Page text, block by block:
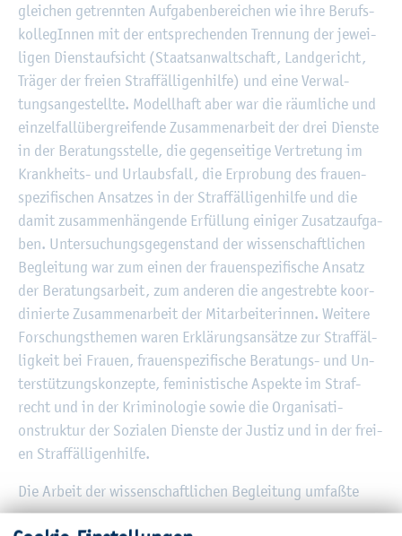
glei­chen ge­trenn­ten Auf­ga­ben­be­rei­chen wie ihre Be­rufs­
kol­le­gIn­nen mit der ent­spre­chen­den Tren­nung der je­wei­
li­gen Dienst­auf­sicht (Staats­an­walt­schaft, Land­ge­richt,
Trä­ger der frei­en Straf­fäl­li­gen­hil­fe) und eine Ver­wal­
tungs­an­ge­stell­te. Mo­dell­haft aber war die räum­li­che und
ein­zel­fall­über­grei­fen­de Zu­sam­men­ar­beit der drei Diens­te
in der Be­ra­tungs­stel­le, die ge­gen­sei­ti­ge Ver­tre­tung im
Krank­heits- und Ur­laubs­fall, die Er­pro­bung des frau­en­
spe­zi­fi­schen An­sat­zes in der Straf­fäl­li­gen­hil­fe und die
damit zu­sam­men­hän­gen­de Er­fül­lung ei­ni­ger Zu­satz­auf­ga­
ben. Un­ter­su­chungs­ge­gen­stand der wis­sen­schaft­li­chen
Be­glei­tung war zum einen der frau­en­spe­zi­fi­sche An­satz
der Be­ra­tungs­ar­beit, zum an­de­ren die an­ge­streb­te ko­or­
di­nier­te Zu­sam­men­ar­beit der Mit­ar­bei­te­rin­nen. Wei­te­re
For­schungs­the­men waren Er­klä­rungs­an­sät­ze zur Straf­fäl­
lig­keit bei Frau­en, frau­en­spe­zi­fi­sche Be­ra­tungs- und Un­
ter­stüt­zungs­kon­zep­te, fe­mi­nis­ti­sche As­pek­te im Straf­
recht und in der Kri­mi­no­lo­gie sowie die Or­ga­ni­sa­ti­
onstruk­tur der So­zia­len Diens­te der Jus­tiz und in der frei­
en Straf­fäl­li­gen­hil­fe.
Die Ar­beit der wis­sen­schaft­li­chen Be­glei­tung um­faß­te
1. eine münd­li­che halb­of­fe­ne Pro­ban­din­nen­be­fra­gung der